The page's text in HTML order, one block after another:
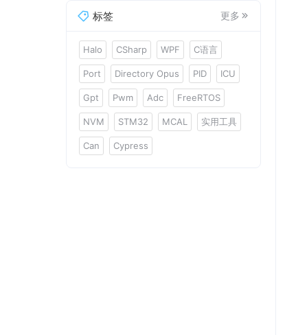
标签 更多
Halo CSharp WPF C语言
Port Directory Opus PID ICU
Gpt Pwm Adc FreeRTOS
NVM STM32 MCAL 实用工具
Can Cypress